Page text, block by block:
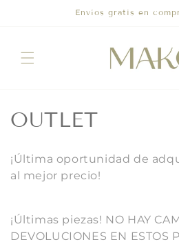
directamenteEnvíos gratis en
C
l
c
OUTLET
¡Última oportunidad de
al mejor precio!
¡Últimas piezas! NO HAY
DEVOLUCIONES EN ESTOS